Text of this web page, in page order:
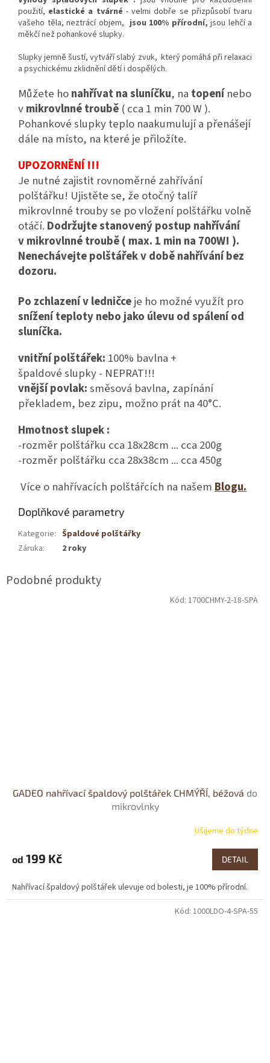
použití, elastické a tvárné - velmi dobře se přizpůsobí tvaru
vašeho těla, neztrácí objem,jsou 100% přírodní, jsou lehčí a
měkčí než pohankové slupky.
Slupky jemně šustí, vytváří slabý zvuk, který pomáhá při relaxaci
a psychickému zklidnění dětí i dospělých.
Můžete honahřívat na sluníčku, na topenínebo
vmikrovlnné troubě ( cca 1 min 700 W ).
Pohankové slupky teplo naakumulují a přenášejí
dále na místo, na které je přiložíte.
UPOZORNĚNÍ !!!
Je nutné zajistit rovnoměrné zahřívání
polštářku! Ujistěte se, že otočný talíř
mikrovlnné trouby se po vložení polštářku volně
otáčí. Dodržujte stanovený postup nahřívání
v mikrovlnné troubě ( max. 1 min na 700W! ).
Nenechávejte polštářek v době nahřívání bez
dozoru.
Po zchlazení v ledničceje ho možné využít pro
snížení teploty nebo jako úlevu od spálení od
sluníčka.
vnitřní polštářek: 100% bavlna +
špaldové slupky - NEPRAT!!!
vnější povlak:směsová bavlna, zapínání
překladem, bez zipu, možno prát na 40°C.
Hmotnost slupek :
-rozměr polštářku cca 18x28cm ... cca 200g
-rozměr polštářku cca 28x38cm ... cca 450g
Více o nahřívacích polštářcích na našemBlogu.
Doplňkové parametry
Kategorie: Špaldové polštářky
Záruka: 2 roky
GADEO nahřívací špaldový polštářek CHMÝŘÍ, béžová do
mikrovlnky
Ušijeme do týdne
od 199 Kč DETAIL
Nahřívací špaldový polštářek ulevuje od bolesti, je 100% přírodní.
Kód: 1700CHMY-2-18-SPA
Kód: 1000LDO-4-SPA-55